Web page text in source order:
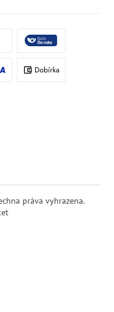
práva vyhrazena.